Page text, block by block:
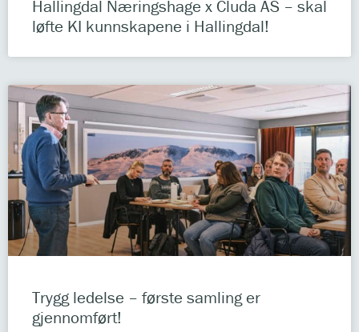
Hallingdal Næringshage x Cluda AS – skal
løfte KI kunnskapene i Hallingdal!
Trygg ledelse – første samling er
gjennomført!